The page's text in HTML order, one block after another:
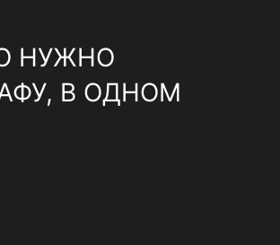
НУЖНО
В ОДНОМ